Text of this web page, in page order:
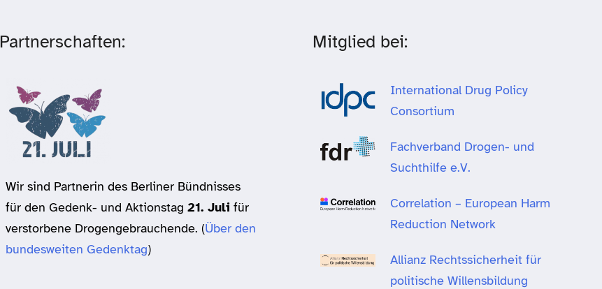
Partnerschaften:
Wir sind Partnerin des Berliner Bündnisses
für den Gedenk- und Aktionstag21. Juli für
verstorbene Drogengebrauchende. (Über den
bundesweiten Gedenktag)
Mitglied bei:
International Drug Policy
Consortium
Fachverband Drogen- und
Suchthilfe e.V.
Correlation – European Harm
Reduction Network
Allianz Rechtssicherheit für
politische Willensbildung